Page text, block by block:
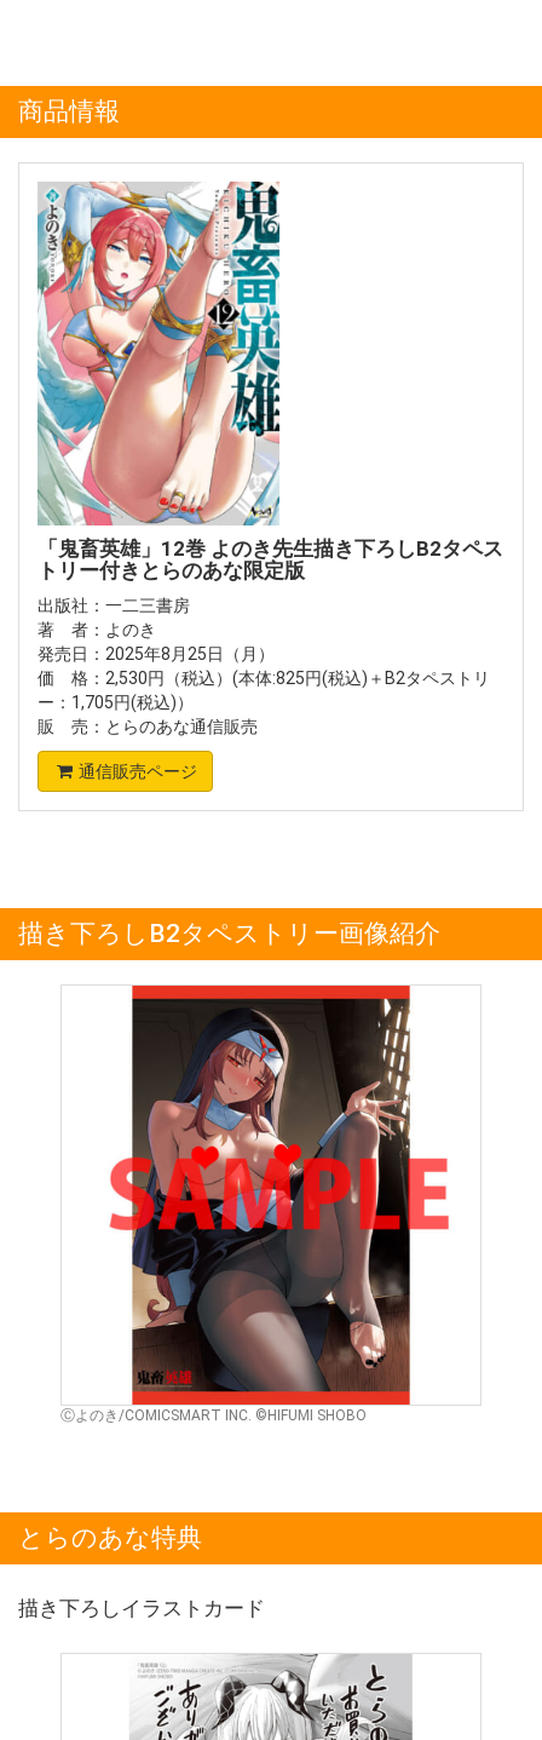
商品情報
「鬼畜英雄」12巻 よのき先生描き下ろしB2タペス
トリー付きとらのあな限定版
出版社：一二三書房
著 者：よのき
発売日：2025年8月25日（月）
価 格：2,530円（税込）(本体:825円(税込)＋B2タペストリ
ー：1,705円(税込)）
販 売：とらのあな通信販売
通信販売ページ
描き下ろしB2タペストリー画像紹介
Ⓒよのき/COMICSMART INC. ©HIFUMI SHOBO
とらのあな特典
描き下ろしイラストカード